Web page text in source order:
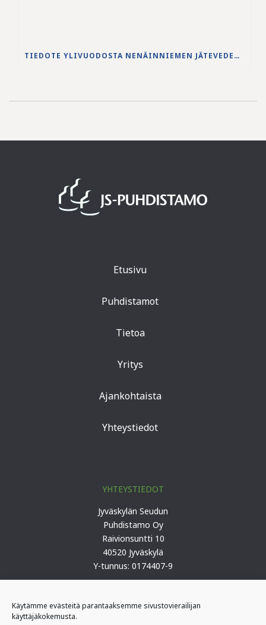
Käytämme evästeitä parantaaksemme sivustovierailijan
käyttäjäkokemusta.
TIEDOTE YLIVUODOSTA NENÄINNIEMEN JÄTEVEDENPUHDISTAMOLLA
Etusivu
Puhdistamot
Tietoa
Yritys
Ajankohtaista
Yhteystiedot
YHTEYSTIEDOT
Jyväskylän Seudun
Puhdistamo Oy
Raivionsuntti 10
40520 Jyväskylä
Y-tunnus: 0174407-9